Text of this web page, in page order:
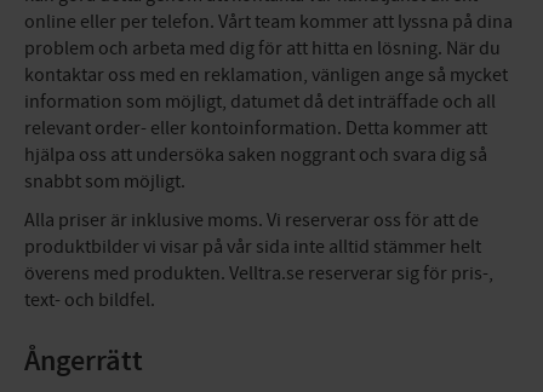
online eller per telefon. Vårt team kommer att lyssna på dina
problem och arbeta med dig för att hitta en lösning. När du
kontaktar oss med en reklamation, vänligen ange så mycket
information som möjligt, datumet då det inträffade och all
relevant order- eller kontoinformation. Detta kommer att
hjälpa oss att undersöka saken noggrant och svara dig så
snabbt som möjligt.
Alla priser är inklusive moms. Vi reserverar oss för att de
produktbilder vi visar på vår sida inte alltid stämmer helt
överens med produkten. Velltra.se reserverar sig för pris-,
text- och bildfel.
Ångerrätt